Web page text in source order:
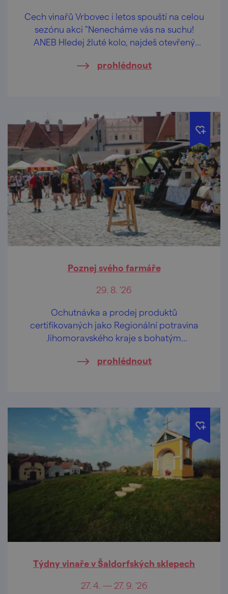
Cech vinařů Vrbovec i letos spouští na celou
sezónu akci "Nenecháme vás na suchu!
ANEB Hledej žluté kolo, najdeš otevřený
prohlédnout
Poznej svého farmáře
29. 8. '26
Ochutnávka a prodej produktů
certifikovaných jako Regionální potravina
Jihomoravského kraje s bohatým
prohlédnout
Týdny vinaře v Šaldorfských sklepech
27. 4. — 27. 9. '26